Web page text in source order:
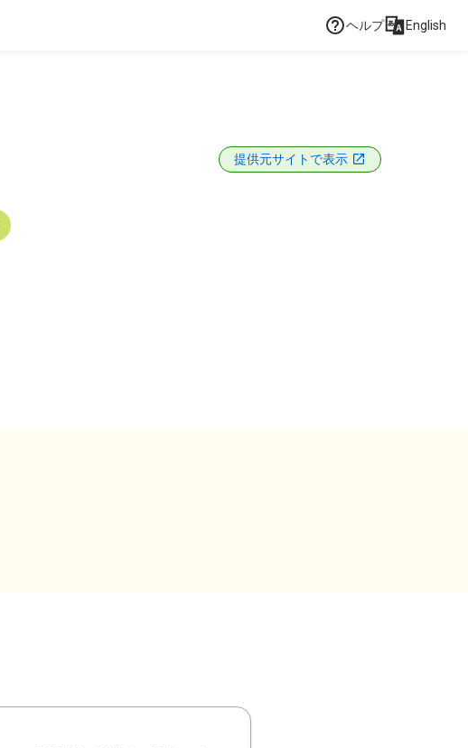
ヘルプ English
提供元サイトで表示